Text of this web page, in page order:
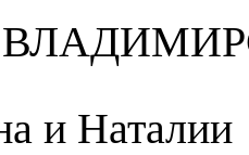
и Наталии